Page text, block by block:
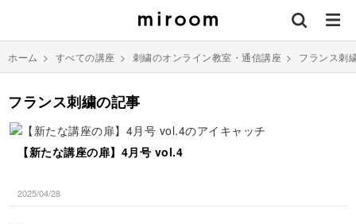
ホーム > すべての講座 > 刺繍のオンライン教室・通信講座 > フランス刺
フランス刺繍の記事
【新たな講座の扉】4月号 vol.4
2025/04/28